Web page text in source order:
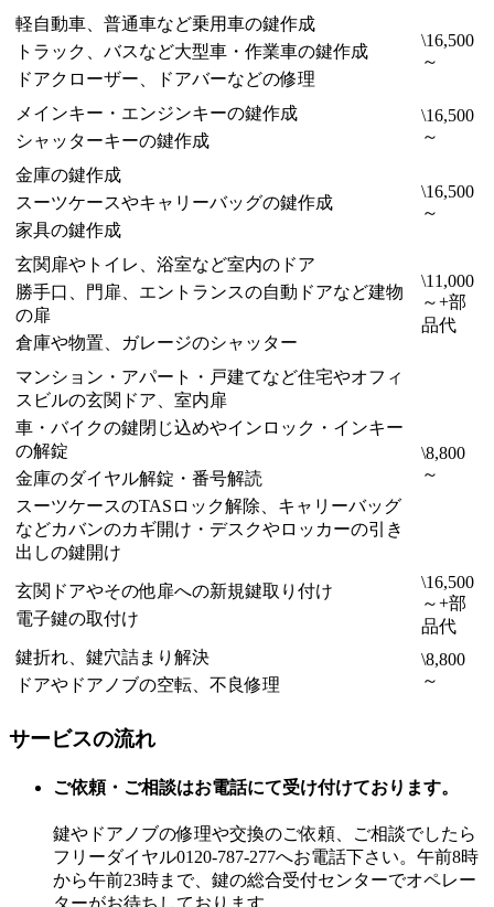
軽自動車、普通車など乗用車の鍵作成
トラック、バスなど大型車・作業車の鍵作成
ドアクローザー、ドアバーなどの修理
\16,500
～
メインキー・エンジンキーの鍵作成
シャッターキーの鍵作成
\16,500
～
金庫の鍵作成
スーツケースやキャリーバッグの鍵作成
家具の鍵作成
\16,500
～
玄関扉やトイレ、浴室など室内のドア
勝手口、門扉、エントランスの自動ドアなど建物
の扉
倉庫や物置、ガレージのシャッター
\11,000
～+部
品代
マンション・アパート・戸建てなど住宅やオフィ
スビルの玄関ドア、室内扉
車・バイクの鍵閉じ込めやインロック・インキー
の解錠
金庫のダイヤル解錠・番号解読
スーツケースのTASロック解除、キャリーバッグ
などカバンのカギ開け・デスクやロッカーの引き
出しの鍵開け
\8,800
～
玄関ドアやその他扉への新規鍵取り付け
電子鍵の取付け
\16,500
～+部
品代
鍵折れ、鍵穴詰まり解決
ドアやドアノブの空転、不良修理
\8,800
～
サービスの流れ
ご依頼・ご相談はお電話にて受け付けております。
鍵やドアノブの修理や交換のご依頼、ご相談でしたら
フリーダイヤル0120-787-277へお電話下さい。午前8時
から午前23時まで、鍵の総合受付センターでオペレー